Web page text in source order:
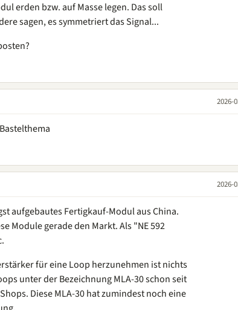
erden bzw. auf Masse legen. Das soll
sagen, es symmetriert das Signal...
2026-
2026-
aufgebautes Fertigkauf-Modul aus China.
Module gerade den Markt. Als "NE 592
für eine Loop herzunehmen ist nichts
unter der Bezeichnung MLA-30 schon seit
Diese MLA-30 hat zumindest noch eine